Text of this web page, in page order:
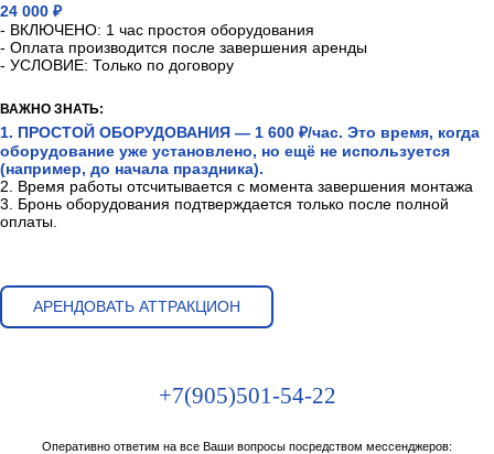
24 000 ₽
- ВКЛЮЧЕНО: 1 час простоя оборудования
- Оплата производится после завершения аренды
- УСЛОВИЕ: Только по договору
ВАЖНО ЗНАТЬ:
1. ПРОСТОЙ ОБОРУДОВАНИЯ — 1 600 ₽/час. Это время, когда
оборудование уже установлено, но ещё не используется
(например, до начала праздника).
2. Время работы отсчитывается с момента завершения монтажа
3. Бронь оборудования подтверждается только после полной
оплаты.
АРЕНДОВАТЬ АТТРАКЦИОН
+7(905)501-54-22
Оперативно ответим на все Ваши вопросы посредством мессенджеров: